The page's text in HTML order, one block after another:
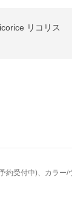
リコリス
約受付中)、カラー/